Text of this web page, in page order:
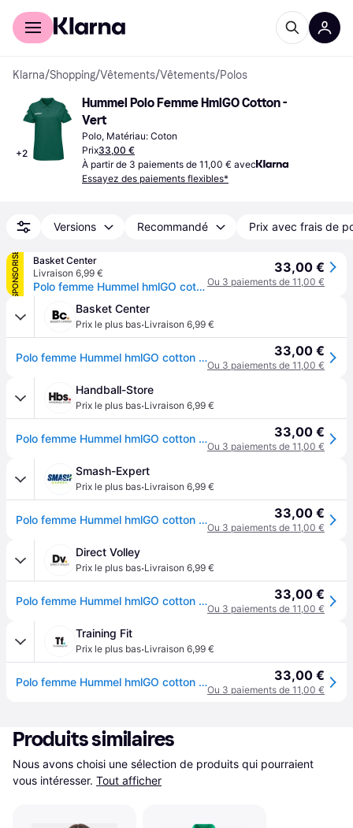
Acheter avec Klarna
Klarna/Shopping/Vêtements/Vêtements/Polos
+2
Hummel Polo Femme HmlGO Cotton -
Vert
Polo, Matériau: Coton
Prix33,00 €
À partir de 3 paiements de 11,00 € avec
Essayez des paiements flexibles*
Versions Recommandé Prix avec frais de
SPONSORISÉ
Basket Center
Livraison 6,99 €
Polo femme Hummel hmlGO cotton - Vert
33,00 €
Ou 3 paiements de 11,00 €
Basket Center
Prix le plus bas·Livraison 6,99 €
Polo femme Hummel hmlGO cotton - Vert 33,00 €
Ou 3 paiements de 11,00 €
Handball-Store
Prix le plus bas·Livraison 6,99 €
Polo femme Hummel hmlGO cotton - Vert 33,00 €
Ou 3 paiements de 11,00 €
Smash-Expert
Prix le plus bas·Livraison 6,99 €
Polo femme Hummel hmlGO cotton - Vert 33,00 €
Ou 3 paiements de 11,00 €
Direct Volley
Prix le plus bas·Livraison 6,99 €
Polo femme Hummel hmlGO cotton - Vert 33,00 €
Ou 3 paiements de 11,00 €
Training Fit
Prix le plus bas·Livraison 6,99 €
Polo femme Hummel hmlGO cotton - Vert 33,00 €
Ou 3 paiements de 11,00 €
Produits similaires
Nous avons choisi une sélection de produits qui pourraient
vous intéresser. Tout afficher